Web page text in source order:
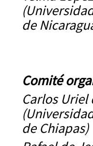
de
Comité
Carlos Uriel
de Chiapas)